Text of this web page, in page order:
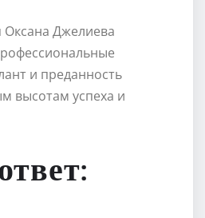
Джелиева
и преданность
высотам успеха и